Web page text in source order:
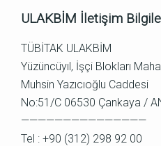
ULAKBİM İletişim
TÜBİTAK ULAKBİM
Yüzüncüyıl, İşçi Blokları
Muhsin Yazıcıoğlu Caddesi
No:51/C 06530 Çankaya /
———————————————
Tel : +90 (312) 298 92 00